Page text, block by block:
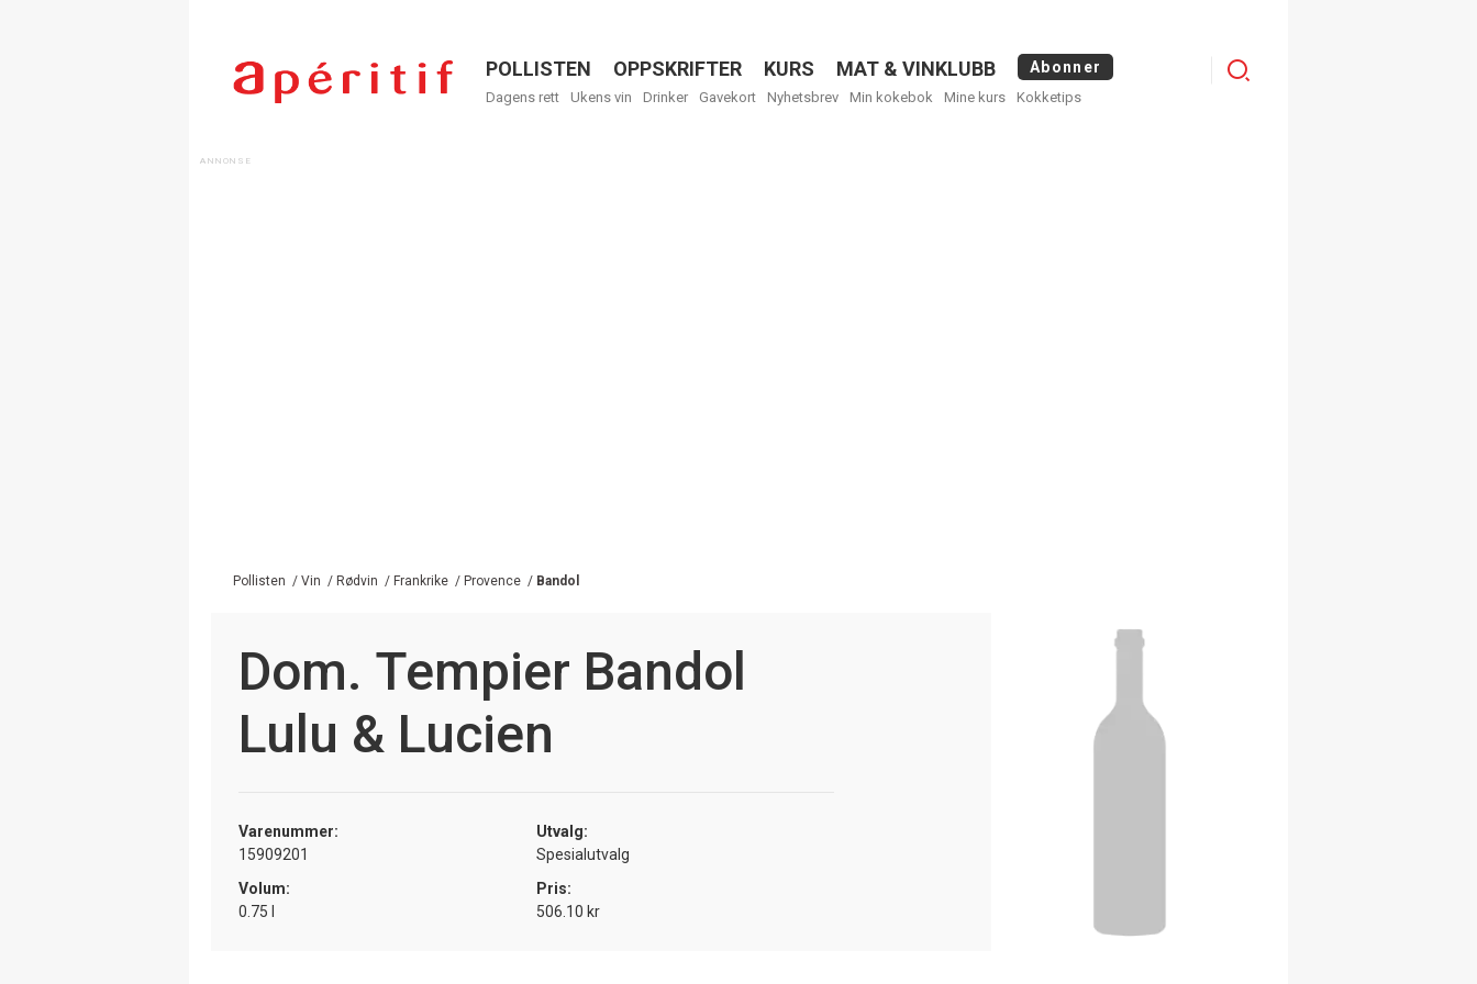
Menu
POLLISTEN OPPSKRIFTER KURS MAT & VINKLUBB Abonner
Dagens rett Ukens vin Drinker Gavekort Nyhetsbrev Min kokebok Mine kurs Kokketips
Menu
Pollisten / Vin / Rødvin / Frankrike / Provence / Bandol
Dom. Tempier Bandol
Lulu & Lucien
Varenummer:
15909201
Utvalg:
Spesialutvalg
Volum:
0.75 l
Pris:
506.10 kr